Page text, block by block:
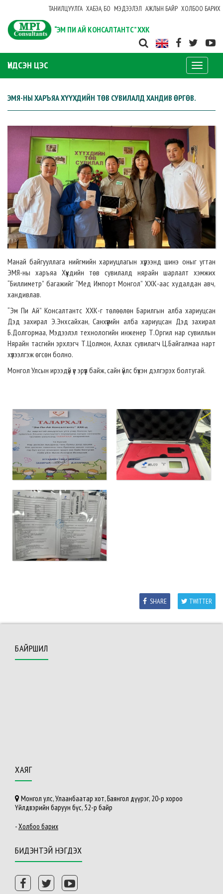
ТАНИЛЦУУЛГА ХАБЭА, БО МЭДЭЭЛЭЛ АЖЛЫН БАЙР ХОЛБОО БАРИХ
“ЭМ ПИ АЙ КОНСАЛТАНТС” ХХК
ҮНДСЭН ЦЭС
Toggle
ЭМЯ-НЫ ХАРЪЯА ХҮҮХДИЙН ТӨВ СУВИЛАЛД ХАНДИВ ӨРГӨВ.
Манай байгууллага нийгмийн хариуцлагын хүрээнд шинэ оныг угтан
ЭМЯ-ны харъяа Хүүхдийн төв сувилалд нярайн шарлалт хэмжих
“Биллиметр” багажийг “Мед Импорт Монгол” ХХК-аас худалдан авч,
хандивлав.
“Эм Пи Ай” Консалтантс ХХК-г төлөөлөн Барилгын алба хариуцсан
Дэд захирал Э.Энхсайхан, Санхүүгийн алба хариуцсан Дэд захирал
Б.Долгормаа, Мэдээлэл технологийн инженер Т.Оргил нар сувиллын
Нярайн тасгийн эрхлэгч Т.Цолмон, Ахлах сувилагч Ц.Байгалмаа нарт
хүлээлгэж өгсөн болно.
Монгол Улсын ирээдүй үе эрүүл байж, сайн үйлс бүхэн дэлгэрэх болтугай.
TWITTER
SHARE
БАЙРШИЛ
ХАЯГ
Монгол улс, Улаанбаатар хот, Баянгол дүүрэг, 20-р хороо
Үйлдвэрийн баруун бүс, 52-р байр
-Холбоо барих
БИДЭНТЭЙ НЭГДЭХ